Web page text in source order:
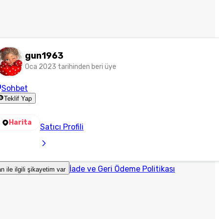
gun1963
Oca 2023 tarihinden beri üye
Sohbet
Teklif Yap
Harita Satıcı Profili
ile ilgili şikayetim var İade ve Geri Ödeme Politikası